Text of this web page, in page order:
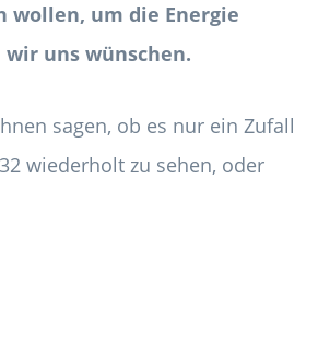
wollen, um die Energie
uns wünschen.
sagen, ob es nur ein Zufall
wiederholt zu sehen, oder